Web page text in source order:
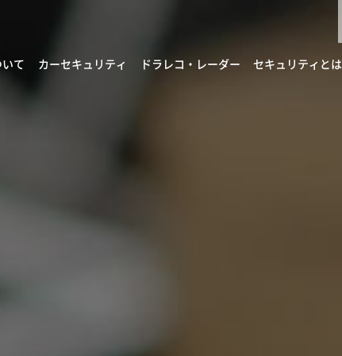
て カーセキュリティ ドラレコ・レーダー セキュリティとは